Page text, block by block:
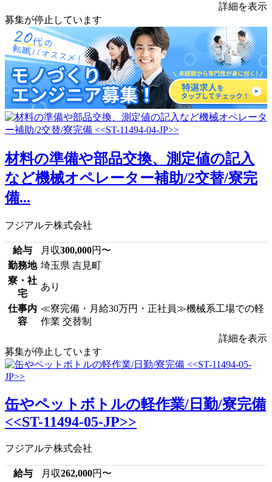
詳細を表示
募集が停止しています
材料の準備や部品交換、測定値の記入
など機械オペレーター補助/2交替/寮完
備...
フジアルテ株式会社
給与 月収300,000円〜
勤務地 埼玉県 吉見町
寮・社
宅
あり
仕事内
容
≪寮完備・月給30万円・正社員≫機械系工場での軽
作業 交替制
詳細を表示
募集が停止しています
缶やペットボトルの軽作業/日勤/寮完備
<<ST-11494-05-JP>>
フジアルテ株式会社
給与 月収262,000円〜